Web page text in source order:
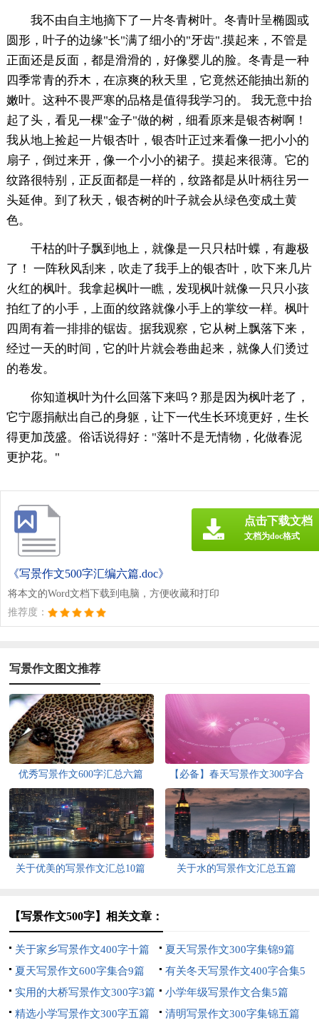
我不由自主地摘下了一片冬青树叶。冬青叶呈椭圆或
圆形，叶子的边缘"长"满了细小的"牙齿".摸起来，不管是
正面还是反面，都是滑滑的，好像婴儿的脸。冬青是一种
四季常青的乔木，在凉爽的秋天里，它竟然还能抽出新的
嫩叶。这种不畏严寒的品格是值得我学习的。 我无意中抬
起了头，看见一棵"金子"做的树，细看原来是银杏树啊！
我从地上捡起一片银杏叶，银杏叶正过来看像一把小小的
扇子，倒过来开，像一个小小的裙子。摸起来很薄。它的
纹路很特别，正反面都是一样的，纹路都是从叶柄往另一
头延伸。到了秋天，银杏树的叶子就会从绿色变成土黄
色。
干枯的叶子飘到地上，就像是一只只枯叶蝶，有趣极
了！ 一阵秋风刮来，吹走了我手上的银杏叶，吹下来几片
火红的枫叶。我拿起枫叶一瞧，发现枫叶就像一只只小孩
拍红了的小手，上面的纹路就像小手上的掌纹一样。枫叶
四周有着一排排的锯齿。据我观察，它从树上飘落下来，
经过一天的时间，它的叶片就会卷曲起来，就像人们烫过
的卷发。
你知道枫叶为什么回落下来吗？那是因为枫叶老了，
它宁愿捐献出自己的身躯，让下一代生长环境更好，生长
得更加茂盛。俗话说得好："落叶不是无情物，化做春泥
更护花。"
《写景作文500字汇编六篇.doc》
将本文的Word文档下载到电脑，方便收藏和打印
推荐度：
点击下载文档
文档为doc格式
写景作文图文推荐
优秀写景作文600字汇总六篇
【必备】春天写景作文300字合
集六篇
关于优美的写景作文汇总10篇 关于水的写景作文汇总五篇
【写景作文500字】相关文章：
关于家乡写景作文400字十篇
夏天写景作文300字集锦9篇
夏天写景作文600字集合9篇
有关冬天写景作文400字合集5
篇
实用的大桥写景作文300字3篇
小学年级写景作文合集5篇
精选小学写景作文300字五篇
清明写景作文300字集锦五篇